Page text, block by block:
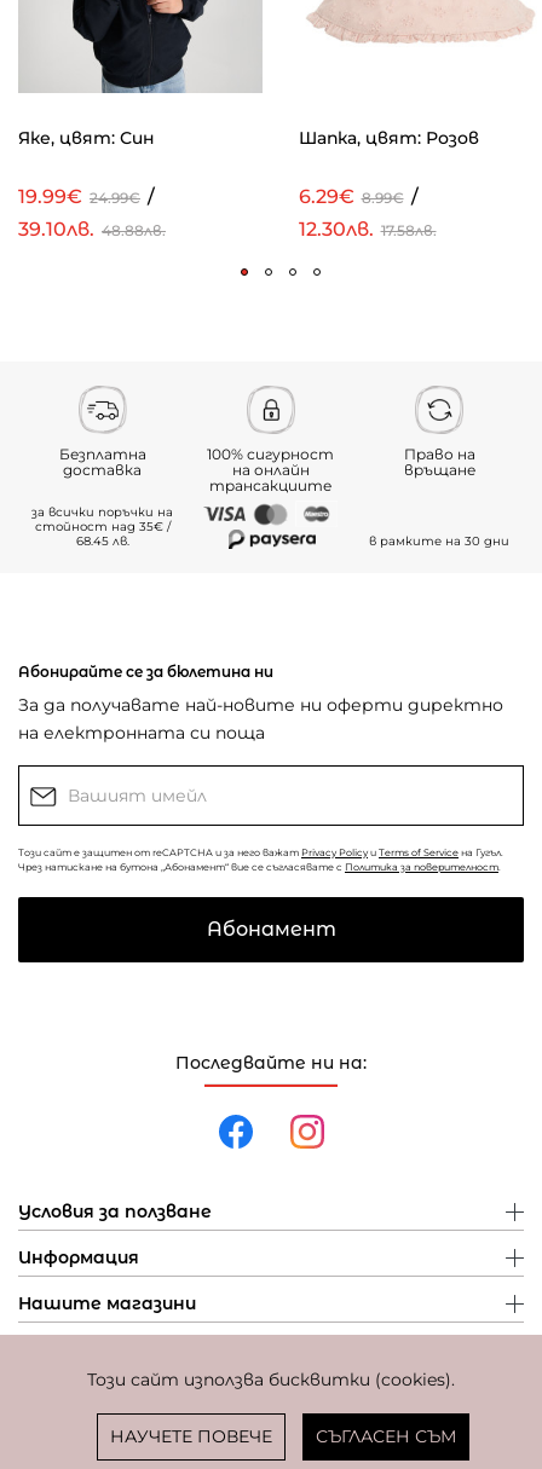
Този сайт използва бисквитки (cookies).
НАУЧЕТЕ ПОВЕЧЕ СЪГЛАСЕН СЪМ
Яке, цвят: Син
19.99€ 24.99€ /
39.10лв. 48.88лв.
Шапка, цвят: Розов
6.29€ 8.99€ /
12.30лв. 17.58лв.
Безплатна
доставка
за всички поръчки на
стойност над 35€ /
68.45 лв.
100% сигурност
на онлайн
трансакциите
Право на
връщане
в рамките на 30 дни
Последвайте ни на:
Условия за ползване
Информация
Нашите магазини
Абонирайте се за бюлетина ни
За да получавате най-новите ни оферти директно
на електронната си поща
Този сайт е защитен от reCAPTCHA и за него важат Privacy Policy и Terms of Service на Гугъл.
Чрез натискане на бутона „Абонамент“ вие се съгласявате с Политика за поверителност
Абонамент
Фиксиран курс за превалутиране: 1 EUR = 1,95583 BGN